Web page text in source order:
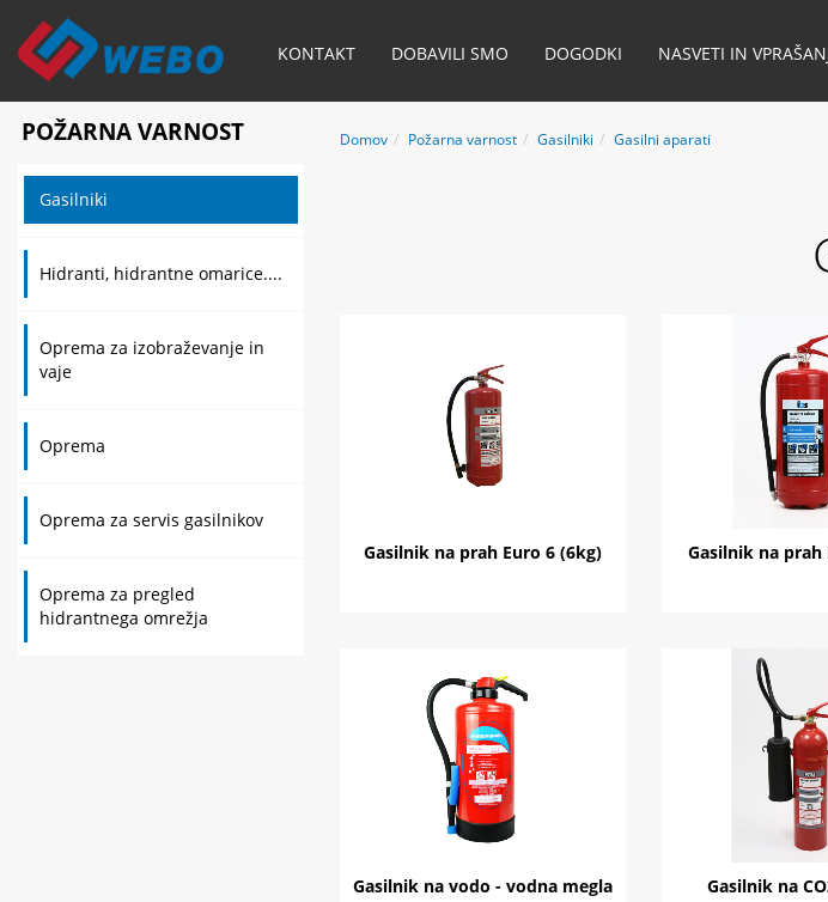
KONTAKT DOBAVILI SMO DOGODKI NASVETI IN
POŽARNA VARNOST
Gasilniki
Hidranti, hidrantne omarice....
Oprema za izobraževanje in
vaje
Oprema
Oprema za servis gasilnikov
Oprema za pregled
hidrantnega omrežja
Domov Požarna varnost Gasilniki Gasilni aparati
Gasilnik na prah Euro 6 (6kg) Gasilnik na prah
Gasilnik na vodo - vodna megla Gasilnik na